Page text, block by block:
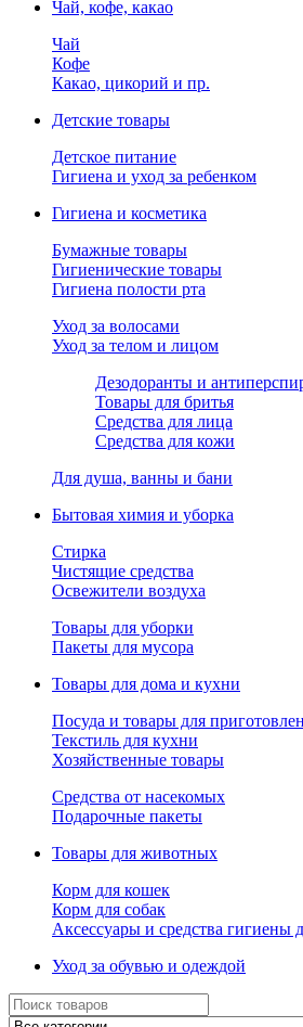
Чай, кофе, какао
Чай
Кофе
Какао, цикорий и пр.
Детские товары
Детское питание
Гигиена и уход за ребенком
Гигиена и косметика
Бумажные товары
Гигиенические товары
Гигиена полости рта
Уход за волосами
Уход за телом и лицом
Дезодоранты и
Товары для бритья
Средства для лица
Средства для кожи
Для душа, ванны и бани
Бытовая химия и уборка
Стирка
Чистящие средства
Освежители воздуха
Товары для уборки
Пакеты для мусора
Товары для дома и кухни
Посуда и товары для
Текстиль для кухни
Хозяйственные товары
Средства от насекомых
Подарочные пакеты
Товары для животных
Корм для кошек
Корм для собак
Аксессуары и средства гигиены
Уход за обувью и одеждой